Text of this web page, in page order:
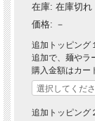
在庫: 在庫切れ
価格: －
追加トッピング
追加で、麺やラ
購入金額はカー
追加トッピング